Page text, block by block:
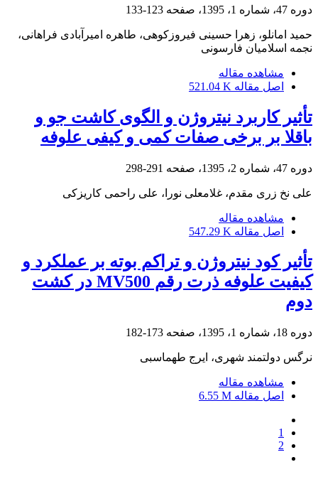
دوره 47، شماره 1، 1395، صفحه 123-133
حمید امانلو، زهرا حسینی فیروزکوهی، طاهره امیرآبادی فراهانی،
نجمه اسلامیان فارسونی
مشاهده مقاله
اصل مقاله 521.04 K
تأثیر کاربرد نیتروژن و الگوی کاشت جو و
باقلا بر برخی صفات کمی و کیفی علوفه
دوره 47، شماره 2، 1395، صفحه 291-298
علی نخ زری مقدم، غلامعلی نورا، علی راحمی کاریزکی
مشاهده مقاله
اصل مقاله 547.29 K
تأثیر کود نیتروژن و تراکم بوته بر عملکرد و
کیفیت علوفه ذرت رقم MV500 در کشت
دوم
دوره 18، شماره 1، 1395، صفحه 173-182
نرگس دولتمند شهری، ایرج طهماسبی
مشاهده مقاله
اصل مقاله 6.55 M
1
2